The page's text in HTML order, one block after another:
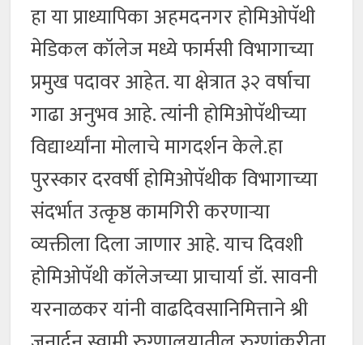
हा या प्राध्यापिका अहमदनगर होमिओपॅथी
मेडिकल कॉलेज मध्ये फार्मसी विभागाच्या
प्रमुख पदावर आहेत. या क्षेत्रात ३२ वर्षाचा
गाढा अनुभव आहे. त्यांनी होमिओपॅथीच्या
विद्यार्थ्यांना मोलाचे मागदर्शन केले.हा
पुरस्कार दरवर्षी होमिओपॅथीक विभागाच्या
संदर्भात उत्कृष्ठ कामगिरी करणाऱ्या
व्यक्तीला दिला जाणार आहे. याच दिवशी
होमिओपॅथी कॉलेजच्या प्राचार्या डॉ. सावनी
यरनाळकर यांनी वाढदिवसानिमित्ताने श्री